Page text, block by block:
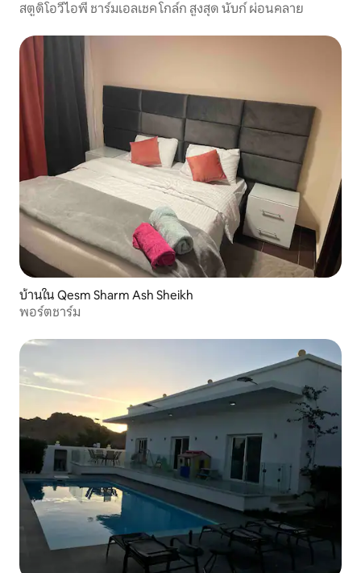
สตูดิโอวีไอพี ชาร์มเอลเชค โกล์ก สูงสุด นับก์ ผ่อนคลาย
บ้านใน Qesm Sharm Ash Sheikh
พอร์ตชาร์ม